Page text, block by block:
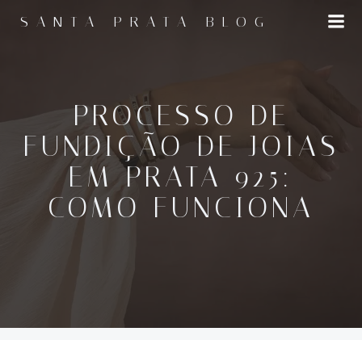
para
SANTA PRATA BLOG
PROCESSO DE
FUNDIÇÃO DE JOIAS
EM PRATA 925:
COMO FUNCIONA